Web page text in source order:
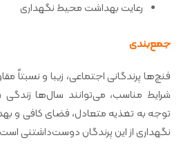
رعایت بهداشت محیط نگهداری
جمع‌بندی
فنچ‌ها پرندگانی اجتماعی، زیبا و نسبتاً
شرایط مناسب، می‌توانند سال‌ها
توجه به تغذیه متعادل، فضای کافی و
نگهداری از این پرندگان دوست‌داشتنی